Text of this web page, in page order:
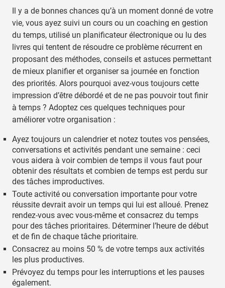
Il y a de bonnes chances qu’à un moment donné de votre
vie, vous ayez suivi un cours ou un coaching en gestion
du temps, utilisé un planificateur électronique ou lu des
livres qui tentent de résoudre ce problème récurrent en
proposant des méthodes, conseils et astuces permettant
de mieux planifier et organiser sa journée en fonction
des priorités. Alors pourquoi avez-vous toujours cette
impression d’être débordé et de ne pas pouvoir tout finir
à temps ? Adoptez ces quelques techniques pour
améliorer votre organisation :
Ayez toujours un calendrier et notez toutes vos pensées,
conversations et activités pendant une semaine : ceci
vous aidera à voir combien de temps il vous faut pour
obtenir des résultats et combien de temps est perdu sur
des tâches improductives.
Toute activité ou conversation importante pour votre
réussite devrait avoir un temps qui lui est alloué. Prenez
rendez-vous avec vous-même et consacrez du temps
pour des tâches prioritaires. Déterminer l’heure de début
et de fin de chaque tâche prioritaire.
Consacrez au moins 50 % de votre temps aux activités
les plus productives.
Prévoyez du temps pour les interruptions et les pauses
également.